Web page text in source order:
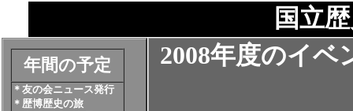
国立
年間の予定
＊友の会ニュース発行
＊歴博歴史の旅
2008年度のイベ